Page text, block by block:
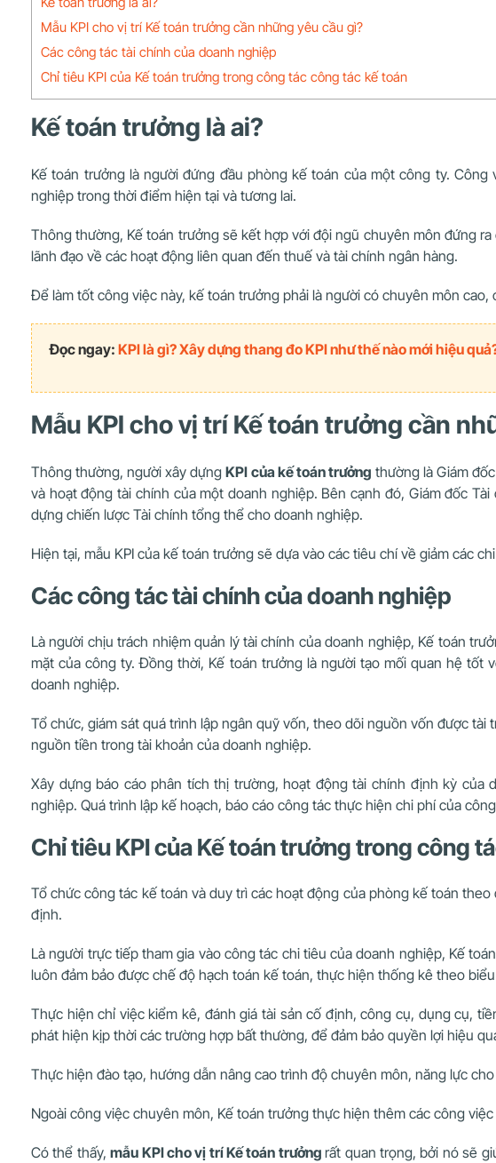
Mẫu KPI cho vị trí Kế toán trưởng cần những yêu cầu gì?
Các công tác tài chính của doanh nghiệp
Chỉ tiêu KPI của Kế toán trưởng trong công tác công tác kế toán
Kế toán trưởng là ai?
Kế toán trưởng là người đứng đầu phòng kế toán của một công ty.
nghiệp trong thời điểm hiện tại và tương lai.
Thông thường, Kế toán trưởng sẽ kết hợp với đội ngũ chuyên môn đứng
lãnh đạo về các hoạt động liên quan đến thuế và tài chính ngân hàng.
Để làm tốt công việc này, kế toán trưởng phải là người có chuyên môn
Đọc ngay: KPI là gì? Xây dựng thang đo KPI như thế nào mới hiệu
Mẫu KPI cho vị trí Kế toán trưởng cần
Thông thường, người xây dựngKPI của kế toán trưởng thường là Giám
và hoạt động tài chính của một doanh nghiệp. Bên cạnh đó, Giám đốc
dựng chiến lược Tài chính tổng thể cho doanh nghiệp.
Hiện tại, mẫu KPI của kế toán trưởng sẽ dựa vào các tiêu chí về giảm các
Các công tác tài chính của doanh nghiệp
Là người chịu trách nhiệm quản lý tài chính của doanh nghiệp, Kế toán
mặt của công ty. Đồng thời, Kế toán trưởng là người tạo mối quan hệ tốt
doanh nghiệp.
Tổ chức, giám sát quá trình lập ngân quỹ vốn, theo dõi nguồn vốn được
nguồn tiền trong tài khoản của doanh nghiệp.
Xây dựng báo cáo phân tích thị trường, hoạt động tài chính định kỳ
nghiệp. Quá trình lập kế hoạch, báo cáo công tác thực hiện chi phí của
Chỉ tiêu KPI của Kế toán trưởng trong công
Tổ chức công tác kế toán và duy trì các hoạt động của phòng kế toán
định.
Là người trực tiếp tham gia vào công tác chi tiêu của doanh nghiệp, Kế
luôn đảm bảo được chế độ hạch toán kế toán, thực hiện thống kê theo
Thực hiện chỉ việc kiểm kê, đánh giá tài sản cố định, công cụ, dụng cụ,
phát hiện kịp thời các trường hợp bất thường, để đảm bảo quyền lợi hiệu
Thực hiện đào tạo, hướng dẫn nâng cao trình độ chuyên môn, năng lực
Ngoài công việc chuyên môn, Kế toán trưởng thực hiện thêm các công
Có thể thấy,mẫu KPI cho vị trí Kế toán trưởngrất quan trọng, bởi nó sẽ